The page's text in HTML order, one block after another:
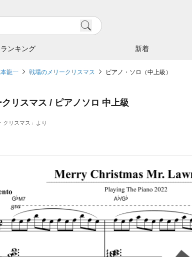
ランキング 新着
龍一 戦場のメリークリスマス ピアノ・ソロ（中上級）
リスマス / ピアノソロ 中上級
クリスマス」より